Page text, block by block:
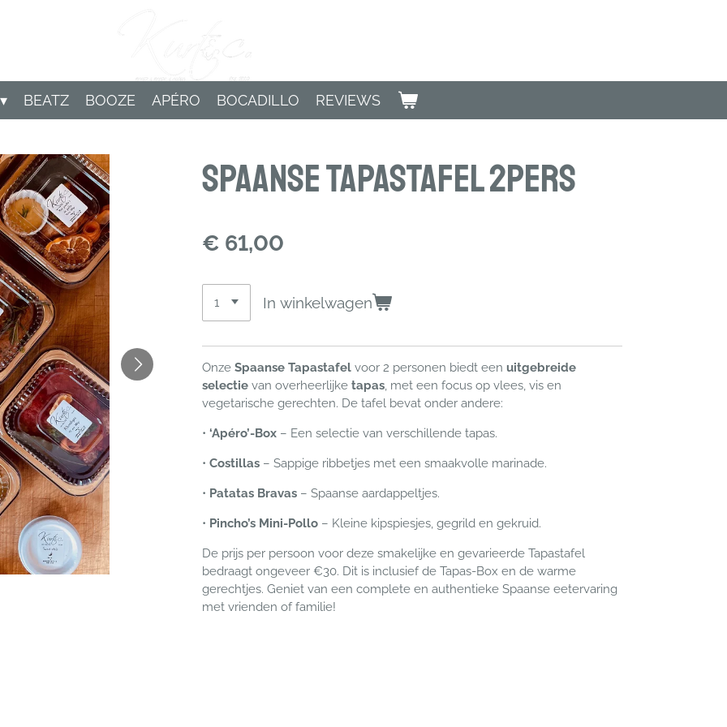
BEATZ BOOZE APÉRO BOCADILLO REVIEWS
Spaanse TapasTafel 2Pers
€ 61,00
In winkelwagen
Onze Spaanse Tapastafel voor 2 personen biedt een uitgebreide
selectie van overheerlijke tapas, met een focus op vlees, vis en
vegetarische gerechten. De tafel bevat onder andere:
• ‘Apéro’-Box – Een selectie van verschillende tapas.
• Costillas – Sappige ribbetjes met een smaakvolle marinade.
• Patatas Bravas – Spaanse aardappeltjes.
• Pincho’s Mini-Pollo – Kleine kipspiesjes, gegrild en gekruid.
De prijs per persoon voor deze smakelijke en gevarieerde Tapastafel
bedraagt ongeveer €30. Dit is inclusief de Tapas-Box en de warme
gerechtjes. Geniet van een complete en authentieke Spaanse eetervaring
met vrienden of familie!